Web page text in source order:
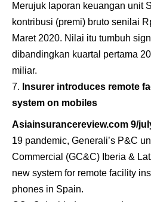
Merujuk laporan keuangan unit
kontribusi (premi) bruto senilai
Maret 2020. Nilai itu tumbuh
dibandingkan kuartal pertama
miliar.
Insurer introduces remote
system on mobiles
Asiainsurancereview.com 9/
19 pandemic, Generali’s P&C
Commercial (GC&C) Iberia &
new system for remote facility
phones in Spain.